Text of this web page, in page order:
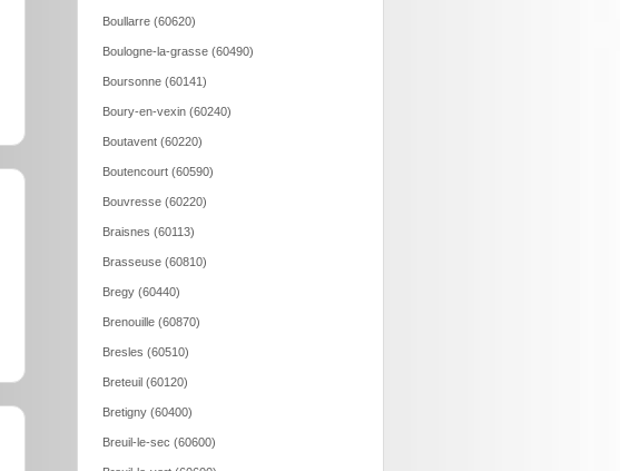
Boullarre (60620)
Boulogne-la-grasse (60490)
Boursonne (60141)
Boury-en-vexin (60240)
Boutavent (60220)
Boutencourt (60590)
Bouvresse (60220)
Braisnes (60113)
Brasseuse (60810)
Bregy (60440)
Brenouille (60870)
Bresles (60510)
Breteuil (60120)
Bretigny (60400)
Breuil-le-sec (60600)